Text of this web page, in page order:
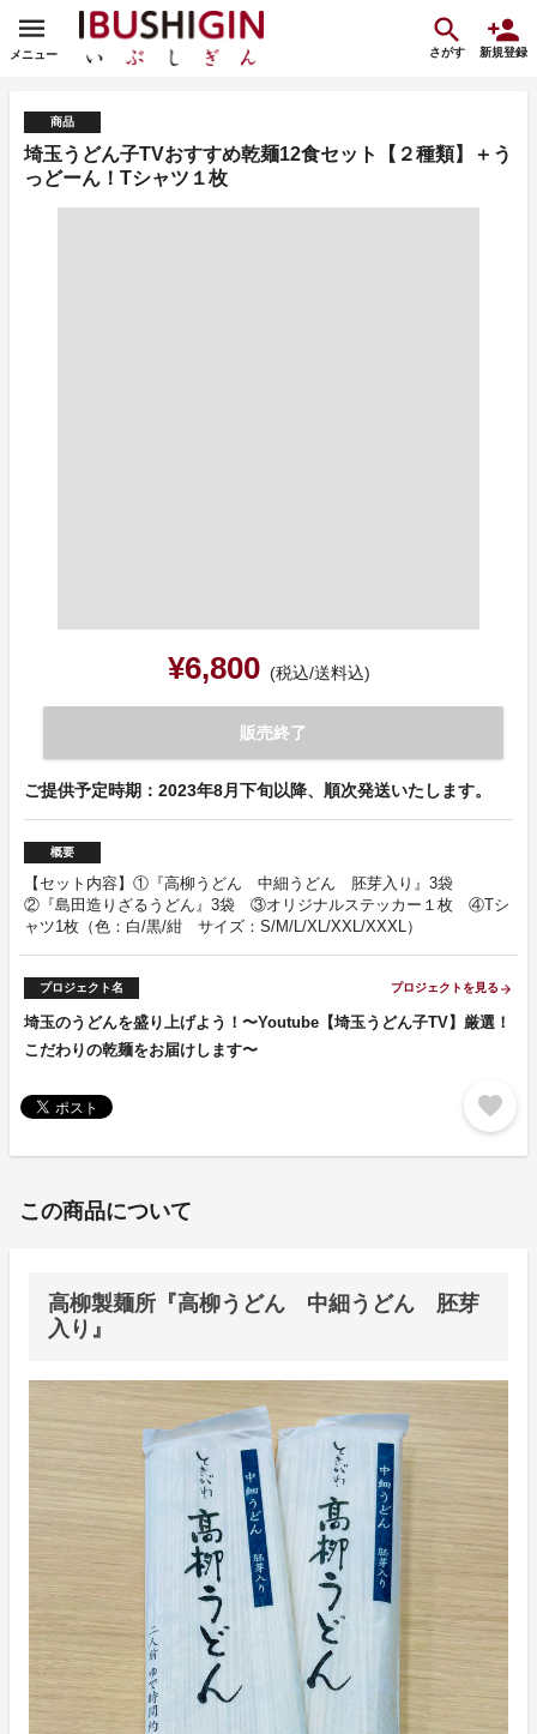
メニュー さがす 新規登録
商品
埼玉うどん子TVおすすめ乾麺12食セット【２種類】＋う
っどーん！Tシャツ１枚
¥6,800 (税込/送料込)
販売終了
ご提供予定時期：2023年8月下旬以降、順次発送いたします。
概要
【セット内容】①『高柳うどん 中細うどん 胚芽入り』3袋
②『島田造りざるうどん』3袋 ③オリジナルステッカー１枚 ④Tシ
ャツ1枚（色：白/黒/紺 サイズ：S/M/L/XL/XXL/XXXL）
プロジェクト名 プロジェクトを見る arrow_forward
埼玉のうどんを盛り上げよう！〜Youtube【埼玉うどん子TV】厳選！
こだわりの乾麺をお届けします〜
favorite
この商品について
高柳製麺所『高柳うどん 中細うどん 胚芽
入り』